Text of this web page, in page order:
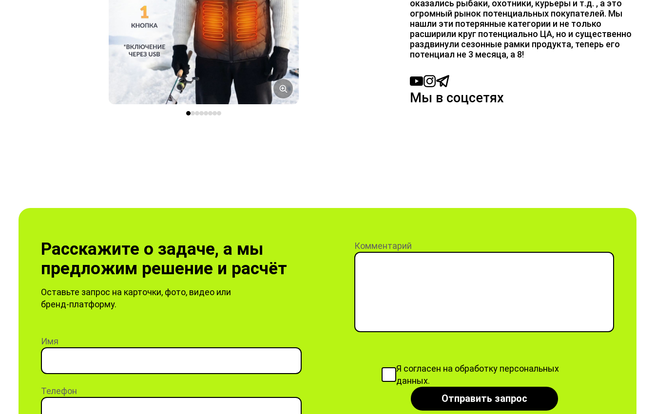
оказались рыбаки, охотники, курьеры и т.д. , а это
огромный рынок потенциальных покупателей. Мы
нашли эти потерянные категории и не только
расширили круг потенциально ЦА, но и существенно
раздвинули сезонные рамки продукта, теперь его
потенциал не 3 месяца, а 8!
Мы в соцсетях
Расскажите о задаче, а мы
предложим решение и расчёт
Оставьте запрос на карточки, фото, видео или
бренд-платформу.
Имя
Телефон
Комментарий
Я согласен на обработку персональных
данных.
Отправить запрос